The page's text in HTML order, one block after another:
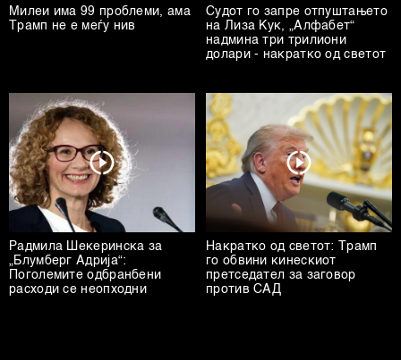
Милеи има 99 проблеми, ама
Трамп не е меѓу нив
Судот го запре отпуштањето
на Лиза Кук, „Алфабет“
надмина три трилиони
долари - накратко од светот
Радмила Шекеринска за
„Блумберг Адрија“:
Поголемите одбранбени
расходи се неопходни
Накратко од светот: Трамп
го обвини кинескиот
претседател за заговор
против САД